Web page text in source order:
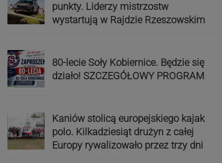
punkty. Liderzy mistrzostw
wystartują w Rajdzie Rzeszowskim
80-lecie Soły Kobiernice. Będzie się
działo! SZCZEGÓŁOWY PROGRAM
Kaniów stolicą europejskiego kajak
polo. Kilkadziesiąt drużyn z całej
Europy rywalizowało przez trzy dni